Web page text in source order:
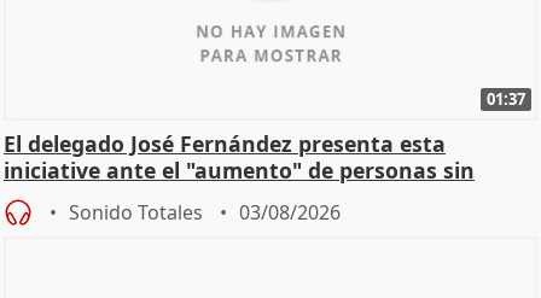
01:37
El delegado José Fernández presenta esta
iniciative ante el "aumento" de personas sin
hogar en Madri
Sonido Totales 03/08/2026